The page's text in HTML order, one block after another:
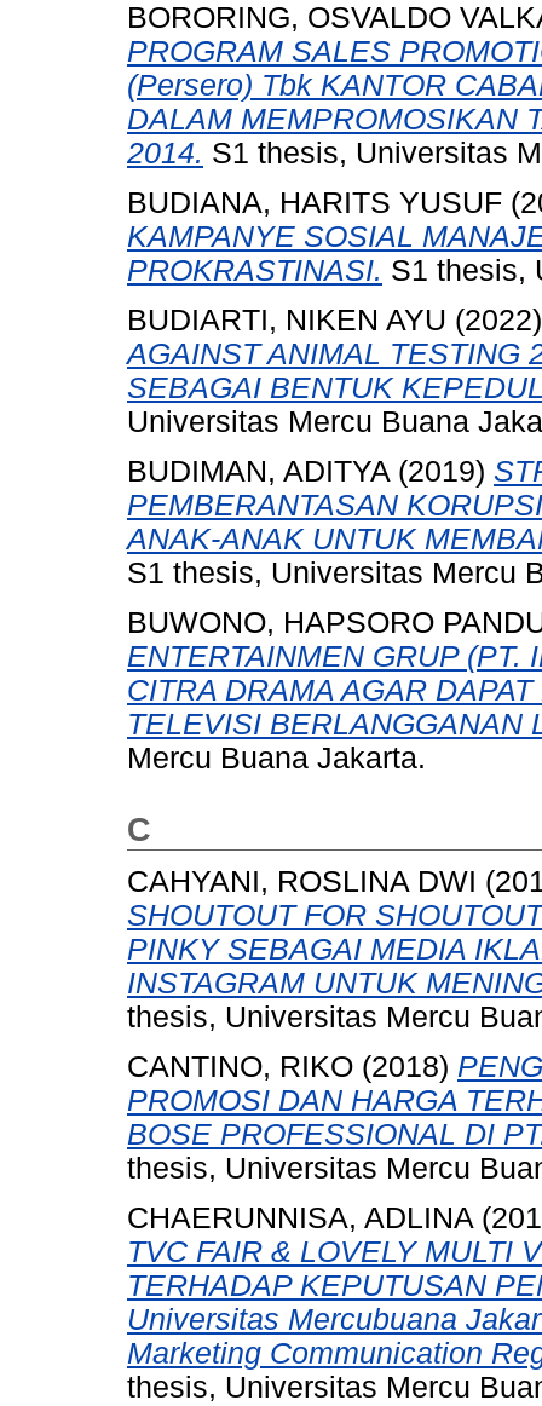
BORORING, OSVALDO
PROGRAM SALES
(Persero) Tbk KANTOR
DALAM MEMPROMOSIKAN
2014. S1 thesis, Universitas
BUDIANA, HARITS YUSUF
KAMPANYE SOSIAL
PROKRASTINASI. S1 thesis,
BUDIARTI, NIKEN AYU
AGAINST ANIMAL TESTING
SEBAGAI BENTUK
Universitas Mercu Buana
BUDIMAN, ADITYA (2019)
PEMBERANTASAN
ANAK-ANAK UNTUK
S1 thesis, Universitas Mercu
BUWONO, HAPSORO
ENTERTAINMEN GRUP (PT.
CITRA DRAMA AGAR
TELEVISI BERLANGGANAN
Mercu Buana Jakarta.
C
CAHYANI, ROSLINA DWI
SHOUTOUT FOR
PINKY SEBAGAI MEDIA
INSTAGRAM UNTUK
thesis, Universitas Mercu
CANTINO, RIKO (2018)
PROMOSI DAN HARGA
BOSE PROFESSIONAL DI
thesis, Universitas Mercu
CHAERUNNISA, ADLINA
TVC FAIR & LOVELY MULTI
TERHADAP KEPUTUSAN
Universitas Mercubuana
Marketing Communication
thesis, Universitas Mercu